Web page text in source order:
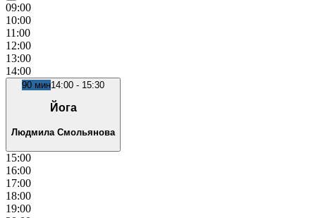
09:00
10:00
11:00
12:00
13:00
14:00
90 мин14:00 - 15:30
Йога
Людмила Смольянова
15:00
16:00
17:00
18:00
19:00